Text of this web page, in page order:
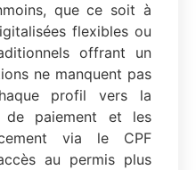
que ce soit à
flexibles ou
offrant un
ne manquent pas
profil vers la
de paiement et les
via le CPF
au permis plus